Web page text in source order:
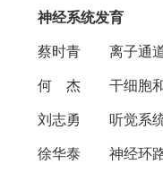
神经系统发育
蔡时青 离子通道
何 杰 干细胞和
刘志勇 听觉系统
徐华泰 神经环路